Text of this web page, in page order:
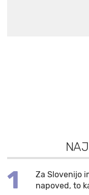
1
Za Slovenijo
napoved, to